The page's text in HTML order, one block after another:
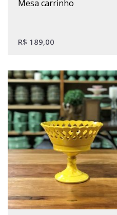
mesa carrinho
R$ 189,00